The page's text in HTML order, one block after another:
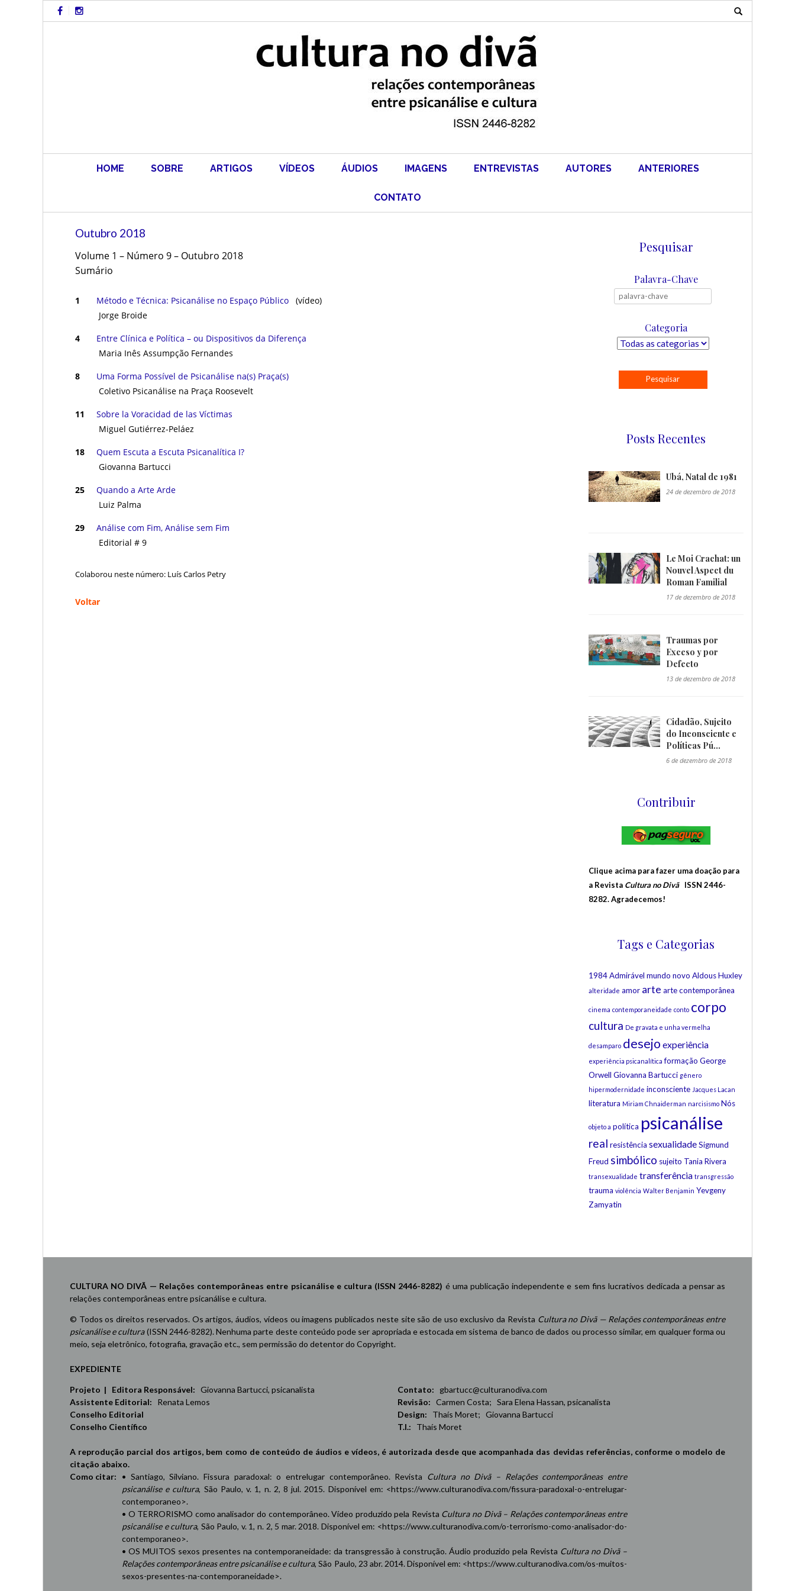
Skip
to
Search
for:
HOME SOBRE ARTIGOS VÍDEOS ÁUDIOS IMAGENS ENTREVISTAS AUTORES ANTERIORES
CONTATO
Outubro 2018
Volume 1 – Número 9 – Outubro 2018
Sumário
1
Método e Técnica: Psicanálise no Espaço Público (vídeo)
Jorge Broide
4
Entre Clínica e Política – ou Dispositivos da Diferença
Maria Inês Assumpção Fernandes
8
Uma Forma Possível de Psicanálise na(s) Praça(s)
Coletivo Psicanálise na Praça Roosevelt
11
Sobre la Voracidad de las Víctimas
Miguel Gutiérrez-Peláez
18
Quem Escuta a Escuta Psicanalítica I?
Giovanna Bartucci
25
Quando a Arte Arde
Luiz Palma
29
Análise com Fim, Análise sem Fim
Editorial # 9
Colaborou neste número: Luís Carlos Petry
Voltar
Pesquisar
Palavra-Chave
Categoria
Posts Recentes
"/>
Ubá, Natal de 1981
24 de dezembro de 2018
"/>
Le Moi Crachat: un
Nouvel Aspect du
Roman Familial
17 de dezembro de 2018
"/>
Traumas por
Exceso y por
Defecto
13 de dezembro de 2018
"/>
Cidadão, Sujeito
do Inconsciente e
Políticas Pú...
6 de dezembro de 2018
Contribuir
Clique acima para fazer uma doação para
a Revista Cultura no Divã ISSN 2446-
8282. Agradecemos!
Tags e Categorias
1984 Admirável mundo novo Aldous Huxley
alteridade amor arte arte contemporânea
cinema contemporaneidade conto corpo
cultura De gravata e unha vermelha
desamparo desejo experiência
experiência psicanalítica formação George
Orwell Giovanna Bartucci gênero
hipermodernidade inconsciente Jacques Lacan
literatura Miriam Chnaiderman narcisismo Nós
objeto a política psicanálise
real resistência sexualidade Sigmund
Freud simbólico sujeito Tania Rivera
transexualidade transferência transgressão
trauma violência Walter Benjamin Yevgeny
Zamyatin
CULTURA NO DIVÃ — Relações contemporâneas entre psicanálise e cultura (ISSN 2446-8282) é uma publicação independente e sem fins lucrativos dedicada a pensar as
relações contemporâneas entre psicanálise e cultura.
© Todos os direitos reservados. Os artigos, áudios, vídeos ou imagens publicados neste site são de uso exclusivo da Revista Cultura no Divã — Relações contemporâneas entre
psicanálise e cultura(ISSN 2446-8282). Nenhuma parte deste conteúdo pode ser apropriada e estocada em sistema de banco de dados ou processo similar, em qualquer forma ou
meio, seja eletrônico, fotografia, gravação etc., sem permissão do detentor do Copyright.
EXPEDIENTE
Projeto | Editora Responsável: Giovanna Bartucci, psicanalista
Assistente Editorial: Renata Lemos
Conselho Editorial
Conselho Científico
Contato: gbartucc@culturanodiva.com
Revisão: Carmen Costa; Sara Elena Hassan, psicanalista
Design: Thaís Moret; Giovanna Bartucci
T.I.: Thaís Moret
A reprodução parcial dos artigos, bem como de conteúdo de áudios e vídeos, é autorizada desde que acompanhada das devidas referências, conforme o modelo de
citação abaixo.
Como citar:
• Santiago, Silviano. Fissura paradoxal: o entrelugar contemporâneo. Revista Cultura no Divã – Relações contemporâneas entre
psicanálise e cultura, São Paulo, v. 1, n. 2, 8 jul. 2015. Disponível em: <https://www.culturanodiva.com/fissura-paradoxal-o-entrelugar-
contemporaneo>.
• O TERRORISMO como analisador do contemporâneo. Vídeo produzido pela Revista Cultura no Divã – Relações contemporâneas entre
psicanálise e cultura, São Paulo, v. 1, n. 2, 5 mar. 2018. Disponível em: <https://www.culturanodiva.com/o-terrorismo-como-analisador-do-
contemporaneo>.
• OS MUITOS sexos presentes na contemporaneidade: da transgressão à construção. Áudio produzido pela Revista Cultura no Divã –
Relações contemporâneas entre psicanálise e cultura, São Paulo, 23 abr. 2014. Disponível em: <https://www.culturanodiva.com/os-muitos-
sexos-presentes-na-contemporaneidade>.